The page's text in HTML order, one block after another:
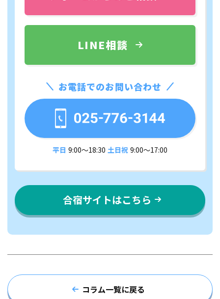
LINE相談
お電話でのお問い合わせ
平日 9:00〜18:30 土日祝 9:00〜17:00
合宿サイトはこちら
コラム一覧に戻る